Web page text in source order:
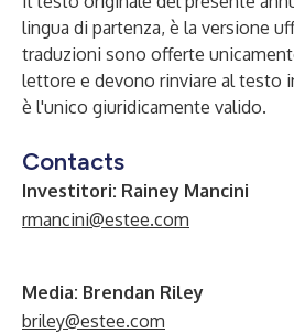
lingua di partenza, è la versione
traduzioni sono offerte
lettore e devono rinviare al testo
è l'unico giuridicamente valido.
Contacts
Investitori: Rainey Mancini
rmancini@estee.com
Media: Brendan Riley
briley@estee.com